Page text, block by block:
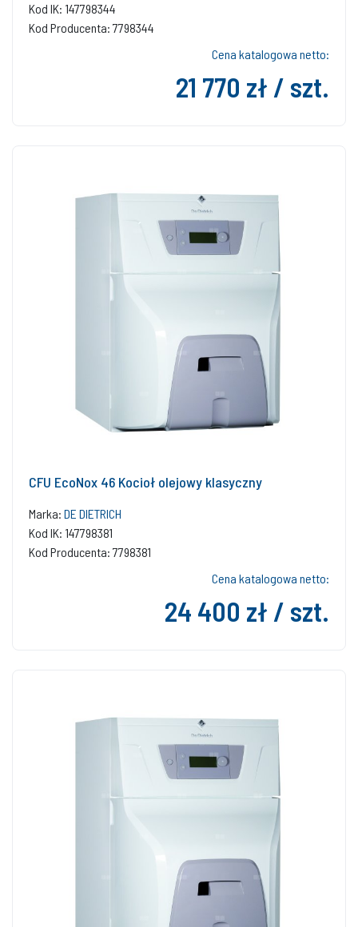
Kod IK: 147798344
Kod Producenta: 7798344
Cena katalogowa netto:
21 770 zł / szt.
CFU EcoNox 46 Kocioł olejowy klasyczny
Marka: DE DIETRICH
Kod IK: 147798381
Kod Producenta: 7798381
Cena katalogowa netto:
24 400 zł / szt.